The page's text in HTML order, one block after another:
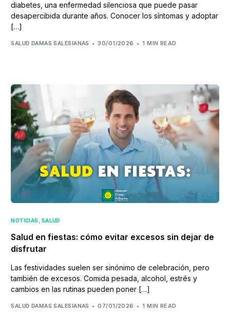
diabetes, una enfermedad silenciosa que puede pasar
desapercibida durante años. Conocer los síntomas y adoptar
[…]
SALUD DAMAS SALESIANAS 30/01/2026 1 MIN READ
NOTICIAS, SALUD
Salud en fiestas: cómo evitar excesos sin dejar de
disfrutar
Las festividades suelen ser sinónimo de celebración, pero
también de excesos. Comida pesada, alcohol, estrés y
cambios en las rutinas pueden poner […]
SALUD DAMAS SALESIANAS 07/01/2026 1 MIN READ